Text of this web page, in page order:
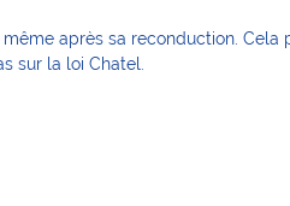
après sa reconduction. Cela
sur la loi Chatel.